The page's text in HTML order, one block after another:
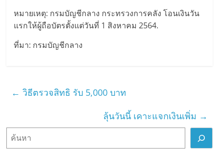
หมายเหตุ: กรมบัญชีกลาง กระทรวงการคลัง โอนเงินวัน
แรกให้ผู้ถือบัตรตั้งแต่วันที่ 1 สิงหาคม 2564.
ที่มา: กรมบัญชีกลาง
← วิธีตรวจสิทธิ รับ 5,000 บาท
ลุ้นวันนี้ เคาะแจกเงินเพิ่ม →